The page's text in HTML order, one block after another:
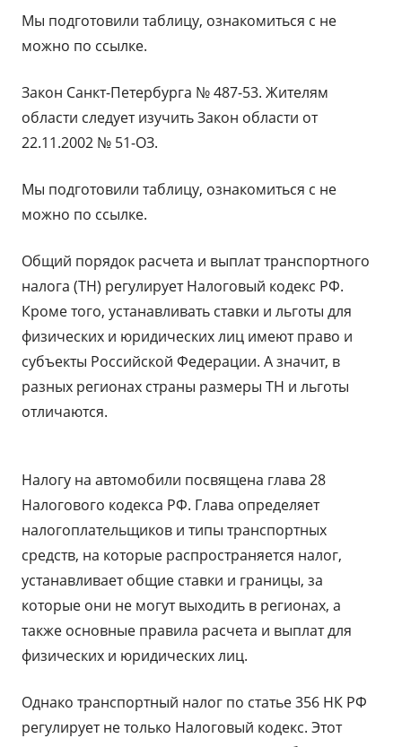
Мы подготовили таблицу, ознакомиться с не
можно по ссылке.
Закон Санкт-Петербурга № 487-53. Жителям
области следует изучить Закон области от
22.11.2002 № 51-ОЗ.
Мы подготовили таблицу, ознакомиться с не
можно по ссылке.
Общий порядок расчета и выплат транспортного
налога (ТН) регулирует Налоговый кодекс РФ.
Кроме того, устанавливать ставки и льготы для
физических и юридических лиц имеют право и
субъекты Российской Федерации. А значит, в
разных регионах страны размеры ТН и льготы
отличаются.
Налогу на автомобили посвящена глава 28
Налогового кодекса РФ. Глава определяет
налогоплательщиков и типы транспортных
средств, на которые распространяется налог,
устанавливает общие ставки и границы, за
которые они не могут выходить в регионах, а
также основные правила расчета и выплат для
физических и юридических лиц.
Однако транспортный налог по статье 356 НК РФ
регулирует не только Налоговый кодекс. Этот